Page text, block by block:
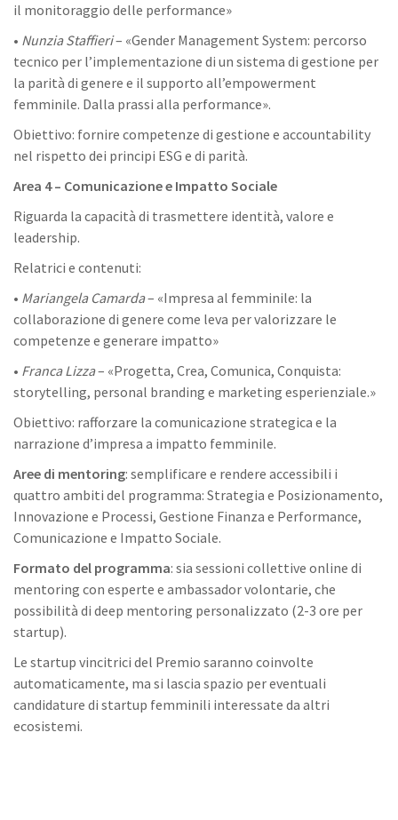
il monitoraggio delle performance»
• Nunzia Staffieri– «Gender Management System: percorso
tecnico per l’implementazione di un sistema di gestione per
la parità di genere e il supporto all’empowerment
femminile. Dalla prassi alla performance».
Obiettivo: fornire competenze di gestione e accountability
nel rispetto dei principi ESG e di parità.
Area 4 – Comunicazione e Impatto Sociale
Riguarda la capacità di trasmettere identità, valore e
leadership.
Relatrici e contenuti:
• Mariangela Camarda– «Impresa al femminile: la
collaborazione di genere come leva per valorizzare le
competenze e generare impatto»
• Franca Lizza– «Progetta, Crea, Comunica, Conquista:
storytelling, personal branding e marketing esperienziale.»
Obiettivo: rafforzare la comunicazione strategica e la
narrazione d’impresa a impatto femminile.
Aree di mentoring: semplificare e rendere accessibili i
quattro ambiti del programma: Strategia e Posizionamento,
Innovazione e Processi, Gestione Finanza e Performance,
Comunicazione e Impatto Sociale.
Formato del programma: sia sessioni collettive online di
mentoring con esperte e ambassador volontarie, che
possibilità di deep mentoring personalizzato (2-3 ore per
startup).
Le startup vincitrici del Premio saranno coinvolte
automaticamente, ma si lascia spazio per eventuali
candidature di startup femminili interessate da altri
ecosistemi.